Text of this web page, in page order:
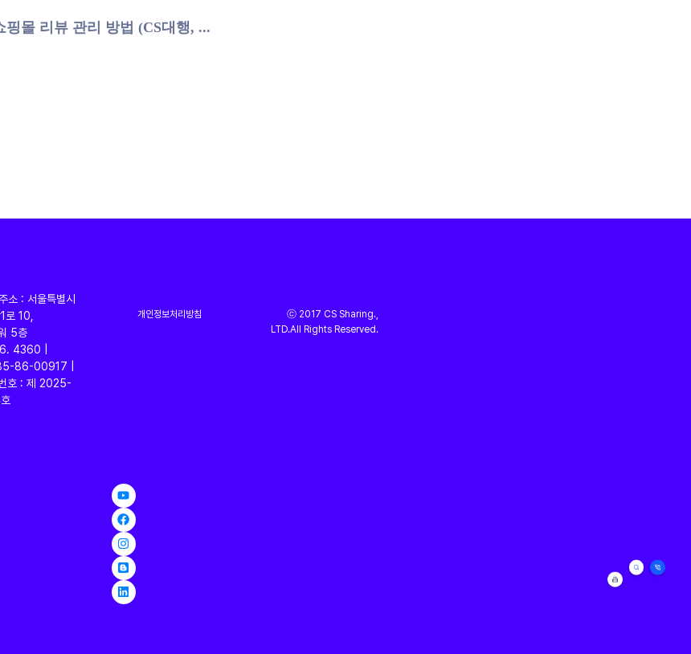
몰 리뷰 관리 방법 (CS대행, ...
소 : 서울특별시
로 10,
5층
4360 |
86-00917 |
호 : 제 2025-
개인정보처리방침
ⓒ 2017 CS Sharing.,
LTD.All Rights Reserved.